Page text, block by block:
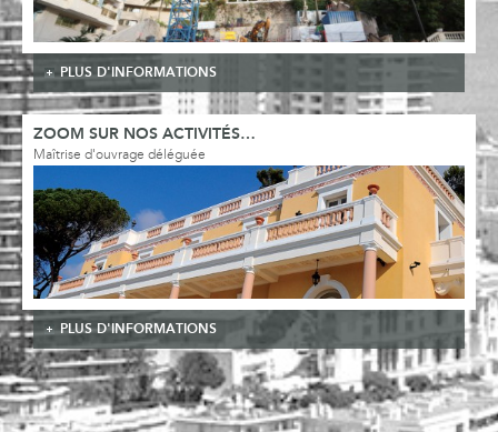
PLUS D'INFORMATIONS
ZOOM SUR NOS ACTIVITÉS…
Maîtrise d'ouvrage déléguée
PLUS D'INFORMATIONS